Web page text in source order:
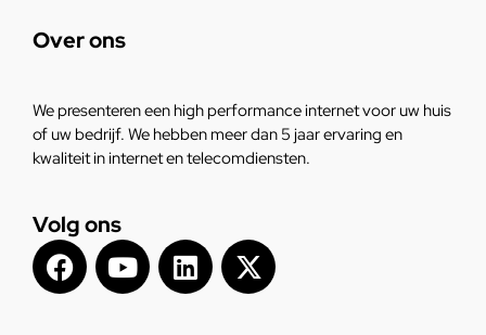
Over ons
We presenteren een high performance internet voor uw huis
of uw bedrijf. We hebben meer dan 5 jaar ervaring en
kwaliteit in internet en telecomdiensten.
Volg ons